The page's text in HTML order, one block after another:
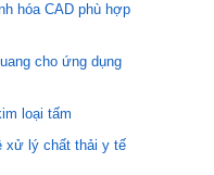
hóa CAD phù hợp
cho ứng dụng
loại tấm
xử lý chất thải y tế